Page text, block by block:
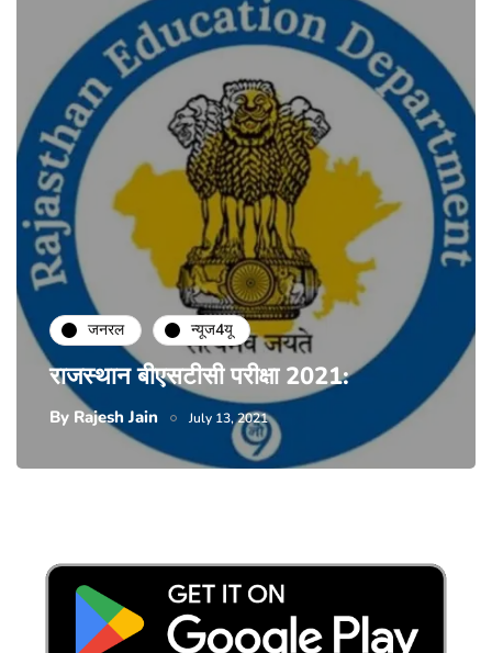
जनरल न्यूज4यू
राजस्थान बीएसटीसी परीक्षा 2021:
By Rajesh Jain July 13, 2021